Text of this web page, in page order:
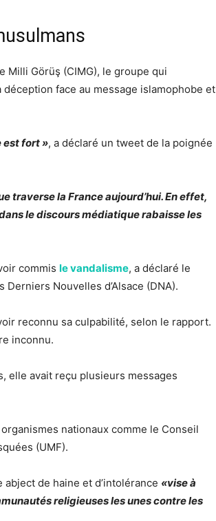
Milli Görüş (CIMG), le groupe qui
face au message islamophobe et
est fort », a déclaré un tweet de la poignée
traverse la France aujourd’hui. En effet,
le discours médiatique rabaisse les
commis le vandalisme, a déclaré le
Nouvelles d’Alsace (DNA).
reconnu sa culpabilité, selon le rapport.
inconnu.
elle avait reçu plusieurs messages
nationaux comme le Conseil
(UMF).
abject de haine et d’intolérance «vise à
religieuses les unes contre les